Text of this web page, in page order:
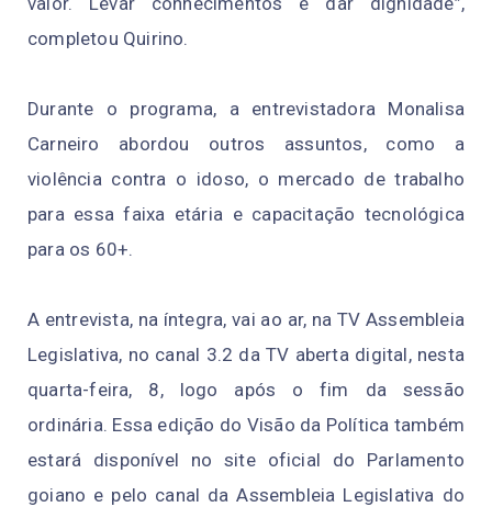
completou Quirino.
Durante o programa, a entrevistadora Monalisa
Carneiro abordou outros assuntos, como a
violência contra o idoso, o mercado de trabalho
para essa faixa etária e capacitação tecnológica
para os 60+.
A entrevista, na íntegra, vai ao ar, na TV Assembleia
Legislativa, no canal 3.2 da TV aberta digital, nesta
quarta-feira, 8, logo após o fim da sessão
ordinária. Essa edição do Visão da Política também
estará disponível no site oficial do Parlamento
goiano e pelo canal da Assembleia Legislativa do